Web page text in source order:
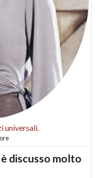
universali.
discusso molto